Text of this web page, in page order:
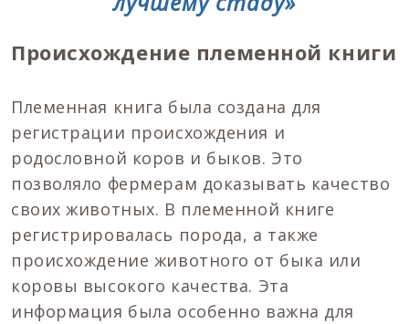
Происхождение племенной книги
Племенная книга была создана для
регистрации происхождения и
родословной коров и быков. Это
позволяло фермерам доказывать качество
своих животных. В племенной книге
регистрировалась порода, а также
происхождение животного от быка или
коровы высокого качества. Эта
информация была особенно важна для